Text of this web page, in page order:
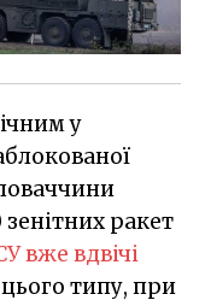
у
ракет
вже вдвічі
цього типу, при